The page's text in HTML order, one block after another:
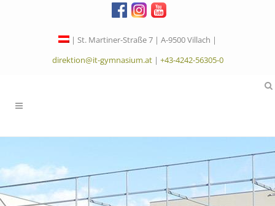
| St. Martiner-Straße 7 | A-9500 Villach |
direktion@it-gymnasium.at| +43-4242-56305-0